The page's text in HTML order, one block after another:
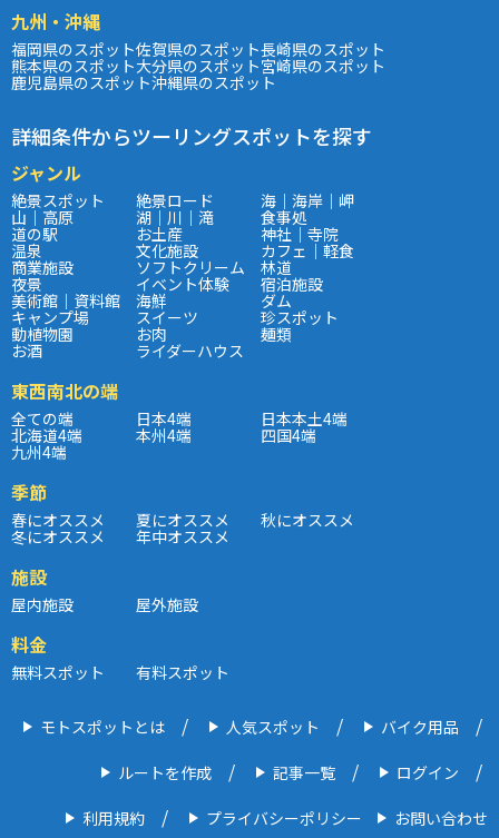
九州・沖縄
福岡県のスポット佐賀県のスポット長崎県のスポット
熊本県のスポット大分県のスポット宮崎県のスポット
鹿児島県のスポット沖縄県のスポット
詳細条件からツーリングスポットを探す
ジャンル
絶景スポット 絶景ロード 海｜海岸｜岬
山｜高原 湖｜川｜滝 食事処
道の駅 お土産 神社｜寺院
温泉 文化施設 カフェ｜軽食
商業施設 ソフトクリーム 林道
夜景 イベント体験 宿泊施設
美術館｜資料館 海鮮 ダム
キャンプ場 スイーツ 珍スポット
動植物園 お肉 麺類
お酒 ライダーハウス
東西南北の端
全ての端 日本4端 日本本土4端
北海道4端 本州4端 四国4端
九州4端
季節
春にオススメ 夏にオススメ 秋にオススメ
冬にオススメ 年中オススメ
施設
屋内施設 屋外施設
料金
無料スポット 有料スポット
モトスポットとは 人気スポット バイク用品
ルートを作成 記事一覧 ログイン
利用規約 プライバシーポリシー お問い合わせ